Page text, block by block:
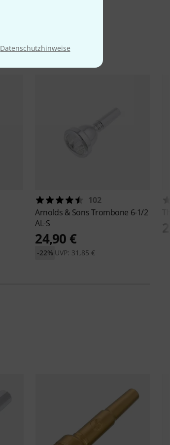
Datenschutzhinweise
102
Arnolds & SonsTrombone 6-1/2
AL-S
24,90 €
UVP: 31,85 €
-22%